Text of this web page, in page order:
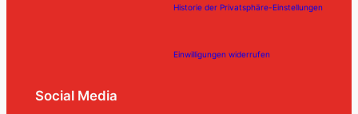
Historie der Privatsphäre-Einstellungen
Einwilligungen widerrufen
Social Media